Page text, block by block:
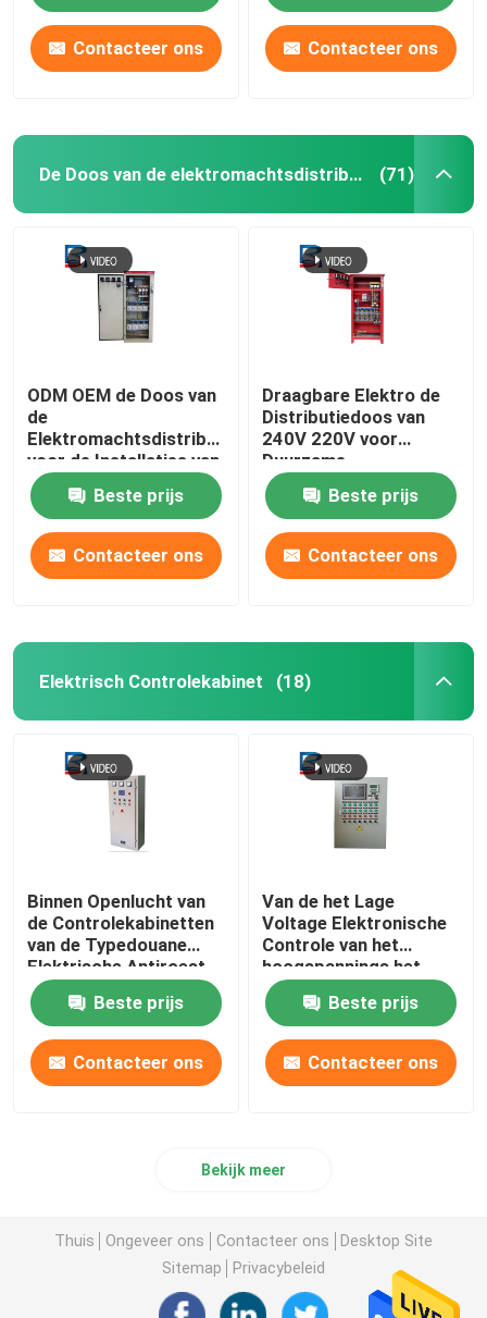
Contacteer ons Contacteer ons
De Doos van de elektromachtsdistributie (71)
ODM OEM de Doos van
de
Elektromachtsdistributie
voor de Installaties van
de Machtsgeneratie
Beste prijs
Contacteer ons
Draagbare Elektro de
Distributiedoos van
240V 220V voor
Duurzame
energiesystemen
Beste prijs
Contacteer ons
Elektrisch Controlekabinet (18)
Binnen Openlucht van
de Controlekabinetten
van de Typedouane
Elektrische Antiroest
Anticorrosief
Beste prijs
Contacteer ons
Van de het Lage
Voltage Elektronische
Controle van het
hoogspannings het
Middelgrote Voltage
Kabinet IP66Beste prijs
Contacteer ons
Bekijk meer
Thuis Ongeveer ons Contacteer ons
Desktop Site
Sitemap
Privacybeleid